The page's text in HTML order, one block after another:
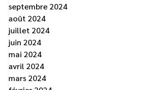
septembre 2024
août 2024
juillet 2024
juin 2024
mai 2024
avril 2024
mars 2024